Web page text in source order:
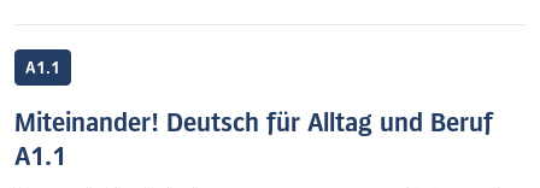
A1.1
Miteinander! Deutsch für Alltag und Beruf
A1.1